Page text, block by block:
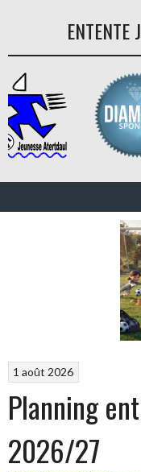
ENTENTE
1 août 2026
Planning
2026/27